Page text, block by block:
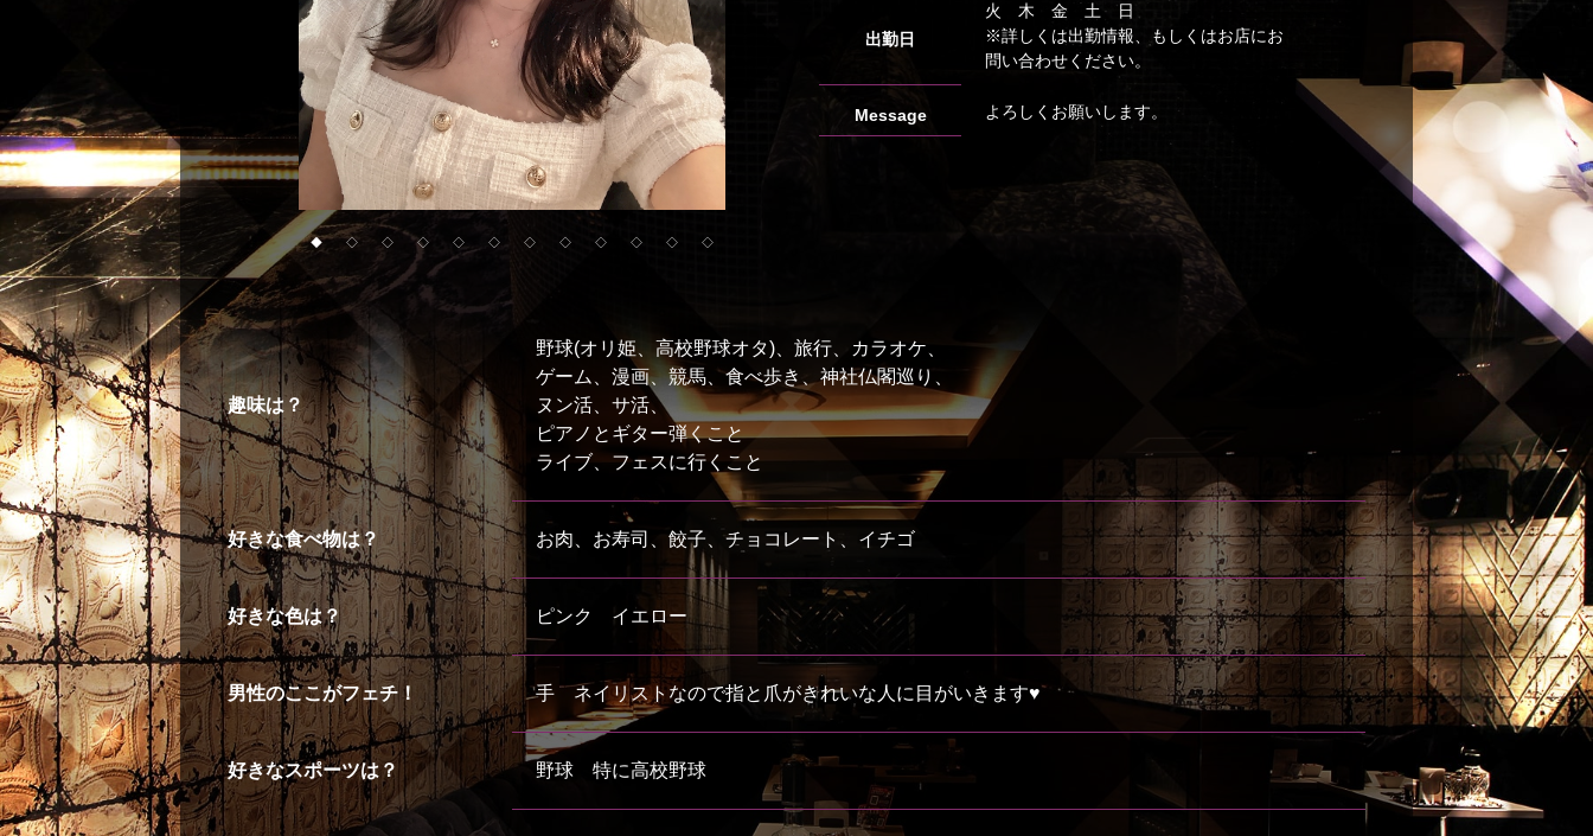
◆ ◇ ◇ ◇ ◇ ◇ ◇ ◇ ◇ ◇ ◇ ◇
出勤日
火 木 金 土 日
※詳しくは出勤情報、もしくはお店にお
問い合わせください。
Message よろしくお願いします。
趣味は？
野球(オリ姫、高校野球オタ)、旅行、カラオケ、
ゲーム、漫画、競馬、食べ歩き、神社仏閣巡り、
ヌン活、サ活、
ピアノとギター弾くこと
ライブ、フェスに行くこと
好きな食べ物は？ お肉、お寿司、餃子、チョコレート、イチゴ
好きな色は？ ピンク イエロー
男性のここがフェチ！ 手 ネイリストなので指と爪がきれいな人に目がいきます♥️
好きなスポーツは？ 野球 特に高校野球